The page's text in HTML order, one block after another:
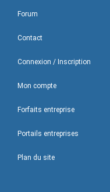
Forum
Contact
Connexion / Inscription
Mon compte
Forfaits entreprise
Portails entreprises
Plan du site